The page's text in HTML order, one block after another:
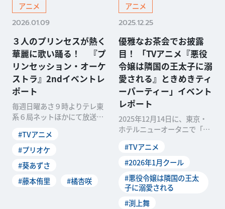
アニメ
2026.01.09
３人のプリンセスが熱く
華麗に歌い踊る！ 『プ
リンセッション・オーケ
ストラ』2ndイベントレ
ポート
毎週日曜あさ９時よりテレ東
系６局ネットほかにて放送中
ンセッション・オーケスト
ラ』の2ndイベント「FUTUR
月21日にKAAT神奈川芸術劇
場にて開催されました。昼...
#TVアニメ
#プリオケ
#葵あずさ
#藤本侑里
#橘杏咲
アニメ
2025.12.25
優雅なお茶会でお披露
目！ 「TVアニメ『悪役
令嬢は隣国の王太子に溺
愛される』ときめきティ
ーパーティー」イベント
レポート
2025年12月14日に、東京・
ホテルニューオータニで「TV
太子に溺愛される』ときめき
ティーパーティー」が開かれ
の先行上映と、ティアラロー
ズ役の渕上舞さん...
#TVアニメ
#2026年1月クール
#悪役令嬢は隣国の王太
子に溺愛される
#渕上舞